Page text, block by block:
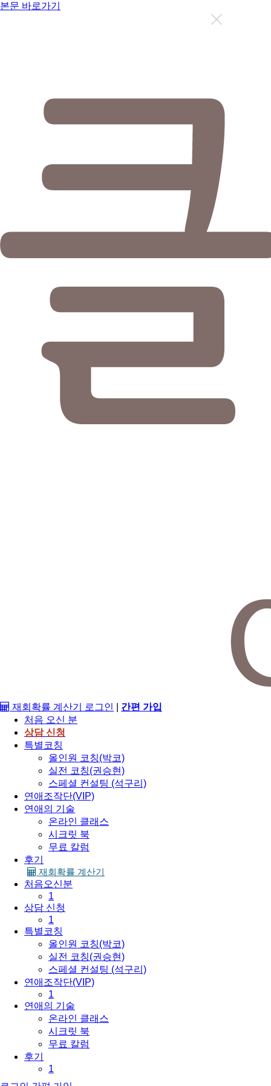
본문 바로가기
재회확률 계산기 로그인
간편 가입
처음 오신 분
상담 신청
특별코칭
올인원 코칭(박코)
실전 코칭(권승현)
스페셜 컨설팅 (석구리)
연애조작단(VIP)
연애의 기술
온라인 클래스
시크릿 북
무료 칼럼
후기
재회확률 계산기
처음오신분
1
상담 신청
1
특별코칭
올인원 코칭(박코)
실전 코칭(권승현)
스페셜 컨설팅 (석구리)
연애조작단(VIP)
1
연애의 기술
온라인 클래스
시크릿 북
무료 칼럼
후기
1